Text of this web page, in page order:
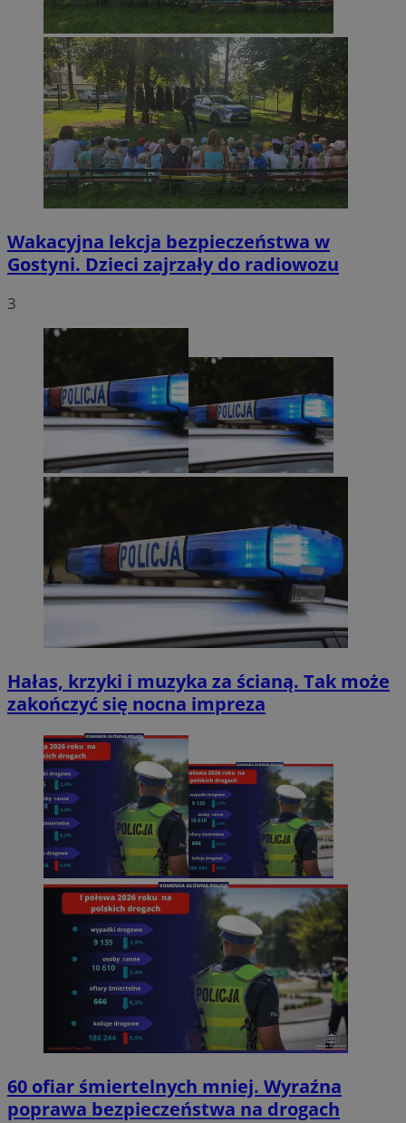
Wakacyjna lekcja bezpieczeństwa w
Gostyni. Dzieci zajrzały do radiowozu
3
Hałas, krzyki i muzyka za ścianą. Tak może
zakończyć się nocna impreza
60 ofiar śmiertelnych mniej. Wyraźna
poprawa bezpieczeństwa na drogach